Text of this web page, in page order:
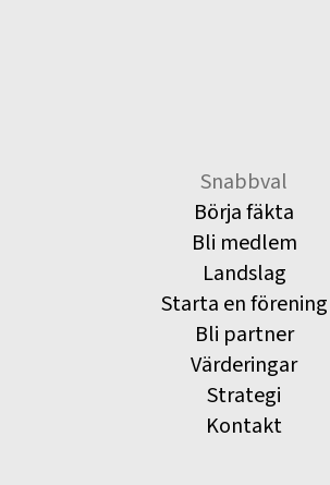
Snabbval
Börja fäkta
Bli medlem
Landslag
Starta en förening
Bli partner
Värderingar
Strategi
Kontakt